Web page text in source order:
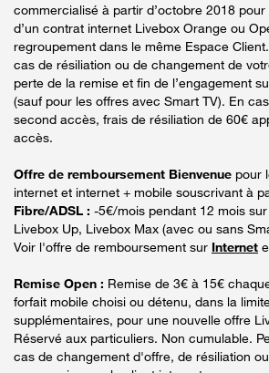
commercialisé à partir d’octobre 2018
d’un contrat internet Livebox Orange ou
regroupement dans le même Espace
cas de résiliation ou de changement de
perte de la remise et fin de l’engagement
(sauf pour les offres avec Smart TV). En
second accès, frais de résiliation de 60€
accès.
Offre de remboursement Bienvenue pour
internet et internet + mobile souscrivant à
Fibre/ADSL : -5€/mois pendant 12 mois
Livebox Up, Livebox Max (avec ou sans
Voir l'offre de remboursement sur Internet
Remise Open : Remise de 3€ à 15€
forfait mobile choisi ou détenu, dans la
supplémentaires, pour une nouvelle offre
Réservé aux particuliers. Non cumulable.
cas de changement d'offre, de résiliation